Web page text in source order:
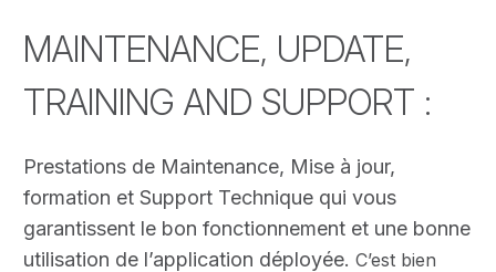
MAINTENANCE, UPDATE,
TRAINING AND SUPPORT :
Prestations de Maintenance, Mise à jour,
formation et Support Technique qui vous
garantissent le bon fonctionnement et une bonne
utilisation de l’application déployée. C’est bien